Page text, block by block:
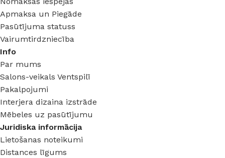
Apmaksa un Piegāde
Pasūtījuma statuss
Vairumtirdzniecība
Info
Par mums
Salons-veikals Ventspilī
Pakalpojumi
Interjera dizaina izstrāde
Mēbeles uz pasūtījumu
Juridiska informācija
Lietošanas noteikumi
Distances līgums